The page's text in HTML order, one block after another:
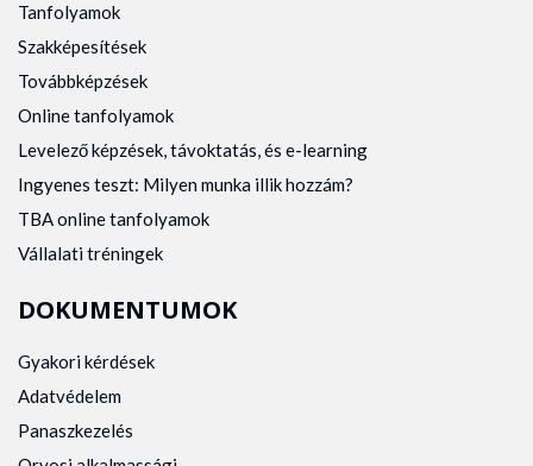
Tanfolyamok
Szakképesítések
Továbbképzések
Online tanfolyamok
Levelező képzések, távoktatás, és e-learning
Ingyenes teszt: Milyen munka illik hozzám?
TBA online tanfolyamok
Vállalati tréningek
DOKUMENTUMOK
Gyakori kérdések
Adatvédelem
Panaszkezelés